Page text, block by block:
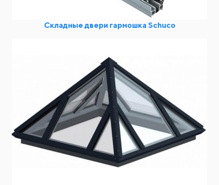
Складные двери гармошка Schuco